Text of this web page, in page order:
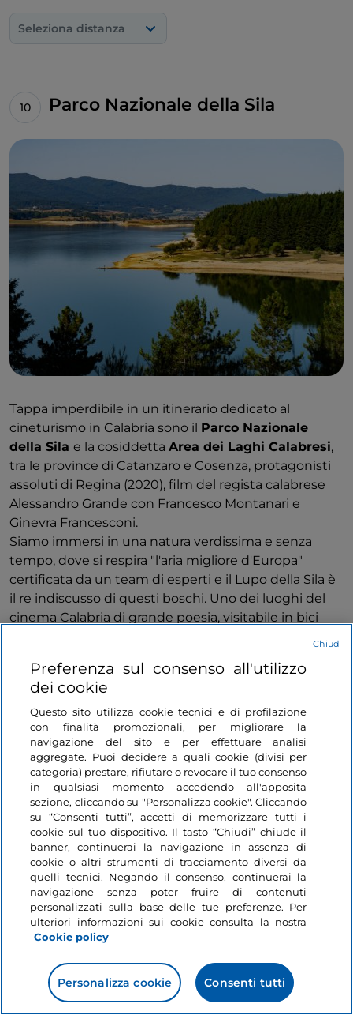
Seleziona distanza
Parco Nazionale della Sila
Tappa imperdibile in un itinerario dedicato al
cineturismo in Calabria sono il Parco Nazionale
della Sila e la cosiddetta Area dei Laghi Calabresi,
tra le province di Catanzaro e Cosenza, protagonisti
assoluti di Regina (2020), film del regista calabrese
Alessandro Grande con Francesco Montanari e
Ginevra Francesconi.
Siamo immersi in una natura verdissima e senza
tempo, dove si respira "l'aria migliore d'Europa"
certificata da un team di esperti e il Lupo della Sila è
il re indiscusso di questi boschi. Uno dei luoghi del
cinema Calabria di grande poesia, visitabile in bici
fra i laghi.
Il centro storico e i dintorni di
(CS), paese natale dell'abate Gioacchino da Fiore
sono tra i principali luoghi scelti per ambientare
questa delicata storia di un rapporto padre-figlia.
Mostra di più
Parco Nazionale della Sila
87066 Longobucco CS, Italia
+39 0984 537109
Sito Web
Maggiori Informazioni
Seleziona distanza
Preferenza sul consenso all'utilizzo
dei cookie
Questo sito utilizza cookie tecnici e di profilazione
con finalità promozionali, per migliorare la
navigazione del sito e per effettuare analisi
aggregate. Puoi decidere a quali cookie (divisi per
categoria) prestare, rifiutare o revocare il tuo consenso
in qualsiasi momento accedendo all'apposita
sezione, cliccando su "Personalizza cookie". Cliccando
su “Consenti tutti”, accetti di memorizzare tutti i
cookie sul tuo dispositivo. Il tasto “Chiudi” chiude il
banner, continuerai la navigazione in assenza di
cookie o altri strumenti di tracciamento diversi da
quelli tecnici. Negando il consenso, continuerai la
navigazione senza poter fruire di contenuti
personalizzati sulla base delle tue preferenze. Per
ulteriori informazioni sui cookie consulta la nostra
Cookie policy
Personalizza cookie Consenti tutti
Chiudi